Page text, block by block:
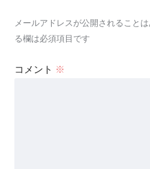
メールアドレスが公開されることは
る欄は必須項目です
コメント ※